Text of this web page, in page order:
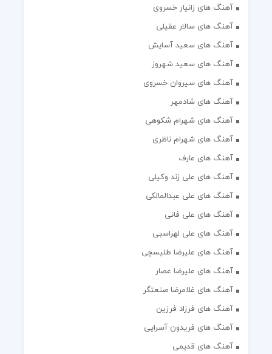
آهنگ های زانیار خسروی
آهنگ های سالار عقیلی
آهنگ های سعید آسایش
آهنگ های سعید شهروز
آهنگ های سیروان خسروی
آهنگ های شادمهر
آهنگ های شهرام شکوهی
آهنگ های شهرام ناظری
آهنگ های عارف
آهنگ های علی زند وکیلی
آهنگ های علی عبدالمالکی
آهنگ های علی فانی
آهنگ های علی لهراسبی
آهنگ های علیرضا طلیسچی
آهنگ های علیرضا عصار
آهنگ های غلامرضا صنعتگر
آهنگ های فرزاد فرزین
آهنگ های فریدون آسرایی
آهنگ های قدیمی